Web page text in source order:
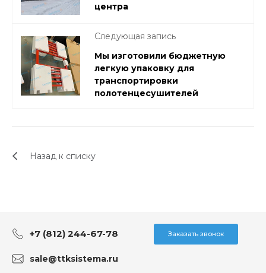
центра
Следующая запись
Мы изготовили бюджетную
легкую упаковку для
транспортировки
полотенцесушителей
Назад к списку
+7 (812) 244-67-78 Заказать звонок
sale@ttksistema.ru